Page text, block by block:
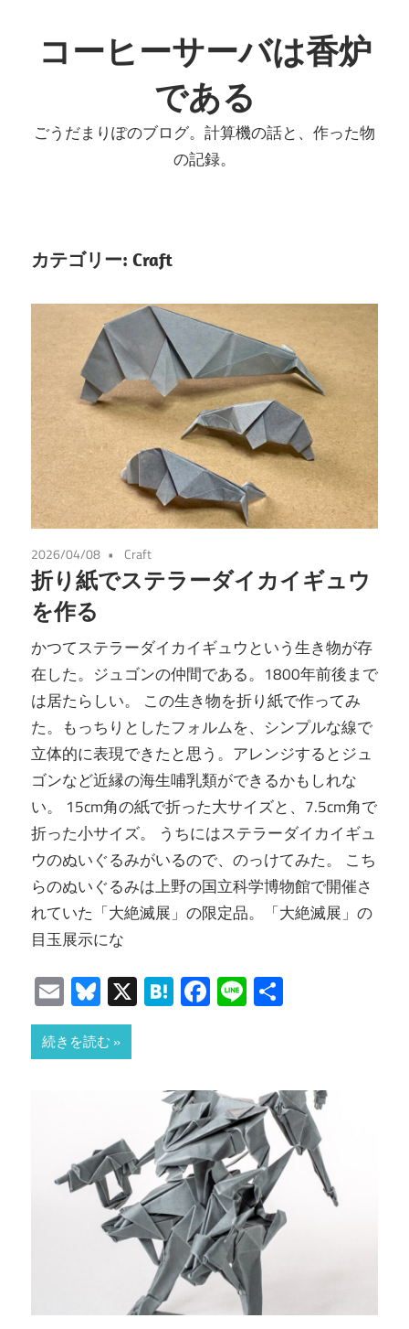
ン
テ
へ
プ
コーヒーサーバは香炉
である
ごうだまりぽのブログ。計算機の話と、作った物
の記録。
カテゴリー: Craft
2026/04/08 Craft
折り紙でステラーダイカイギュウ
を作る
かつてステラーダイカイギュウという生き物が存
在した。ジュゴンの仲間である。1800年前後まで
は居たらしい。 この生き物を折り紙で作ってみ
た。もっちりとしたフォルムを、シンプルな線で
立体的に表現できたと思う。アレンジするとジュ
ゴンなど近縁の海生哺乳類ができるかもしれな
い。 15cm角の紙で折った大サイズと、7.5cm角で
折った小サイズ。 うちにはステラーダイカイギュ
ウのぬいぐるみがいるので、のっけてみた。 こち
らのぬいぐるみは上野の国立科学博物館で開催さ
れていた「大絶滅展」の限定品。「大絶滅展」の
目玉展示にな
EmailBluesky
X Hatena
Facebook
Line
続きを読む